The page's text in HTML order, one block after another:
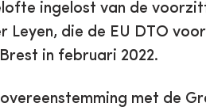
ingelost van de
Leyen, die de EU DTO
in februari 2022.
met de